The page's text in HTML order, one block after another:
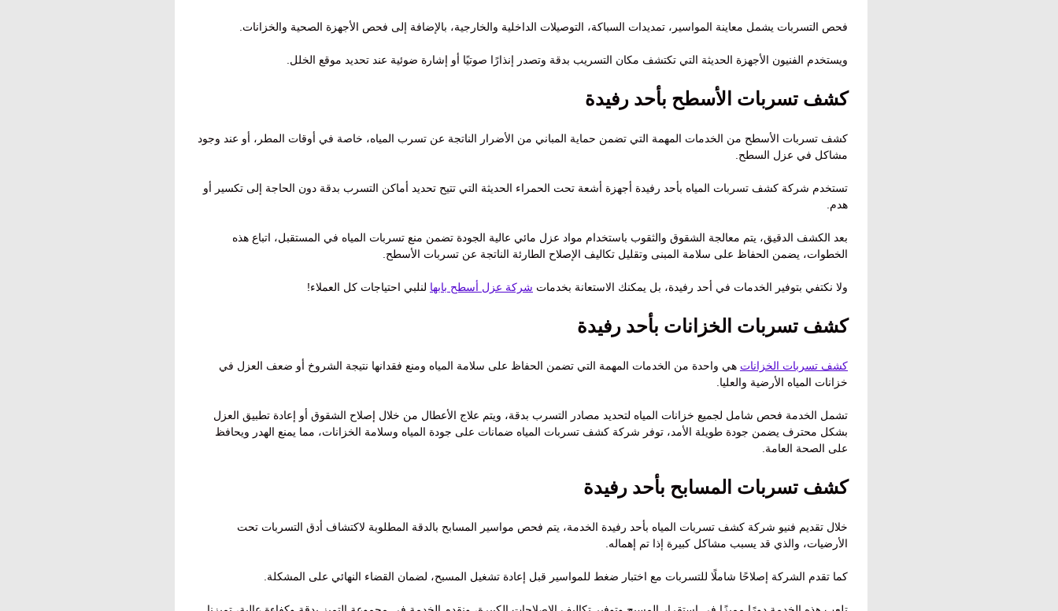
فحص التسربات يشمل معاينة المواسير، تمديدات السباكة، التوصيلات الداخلية والخارجية، بالإضافة إلى فحص الأجهزة الصحية والخزانات.
ويستخدم الفنيون الأجهزة الحديثة التي تكتشف مكان التسريب بدقة وتصدر إنذارًا صوتيًا أو إشارة ضوئية عند تحديد موقع الخلل.
كشف تسربات الأسطح بأحد رفيدة
كشف تسربات الأسطح من الخدمات المهمة التي تضمن حماية المباني من الأضرار الناتجة عن تسرب المياه، خاصة في أوقات المطر، أو عند وجود
مشاكل في عزل السطح.
تستخدم شركة كشف تسربات المياه بأحد رفيدة أجهزة أشعة تحت الحمراء الحديثة التي تتيح تحديد أماكن التسرب بدقة دون الحاجة إلى تكسير أو
هدم.
بعد الكشف الدقيق، يتم معالجة الشقوق والثقوب باستخدام مواد عزل مائي عالية الجودة تضمن منع تسربات المياه في المستقبل، اتباع هذه
الخطوات، يضمن الحفاظ على سلامة المبنى وتقليل تكاليف الإصلاح الطارئة الناتجة عن تسربات الأسطح.
ولا نكتفي بتوفير الخدمات في أحد رفيدة، بل يمكنك الاستعانة بخدمات شركة عزل أسطح بابها لنلبي احتياجات كل العملاء!
كشف تسربات الخزانات بأحد رفيدة
كشف تسربات الخزانات هي واحدة من الخدمات المهمة التي تضمن الحفاظ على سلامة المياه ومنع فقدانها نتيجة الشروخ أو ضعف العزل في
خزانات المياه الأرضية والعليا.
تشمل الخدمة فحص شامل لجميع خزانات المياه لتحديد مصادر التسرب بدقة، ويتم علاج الأعطال من خلال إصلاح الشقوق أو إعادة تطبيق العزل
بشكل محترف يضمن جودة طويلة الأمد، توفر شركة كشف تسربات المياه ضمانات على جودة المياه وسلامة الخزانات، مما يمنع الهدر ويحافظ
على الصحة العامة.
كشف تسربات المسابح بأحد رفيدة
خلال تقديم فنيو شركة كشف تسربات المياه بأحد رفيدة الخدمة، يتم فحص مواسير المسابح بالدقة المطلوبة لاكتشاف أدق التسربات تحت
الأرضيات، والذي قد يسبب مشاكل كبيرة إذا تم إهماله.
كما تقدم الشركة إصلاحًا شاملًا للتسربات مع اختبار ضغط للمواسير قبل إعادة تشغيل المسبح، لضمان القضاء النهائي على المشكلة.